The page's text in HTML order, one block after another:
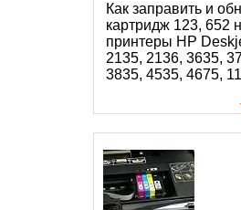
Как заправить и
картридж 123, 652
принтеры HP
2135, 2136, 3635,
3835, 4535, 4675,